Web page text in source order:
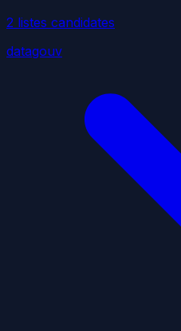
2 listes candidates
datagouv